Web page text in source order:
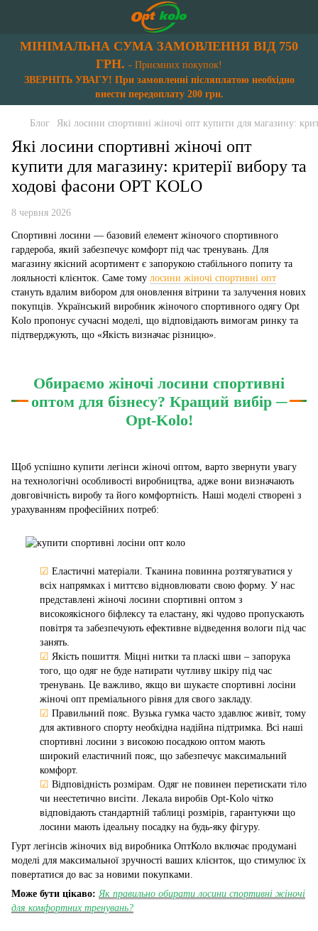
МІНІМАЛЬНА СУМА ЗАМОВЛЕННЯ ВІД 750
ГРН. - Приємних покупок!
ЗВЕРНІТЬ УВАГУ! При замовленні післяплатою необхідно
внести передоплату 200 грн.
Блог Які лосини спортивні жіночі опт купити для магазину:
Які лосини спортивні жіночі опт
купити для магазину: критерії вибору та
ходові фасони OPT KOLO
8 червня 2026
Спортивні лосини — базовий елемент жіночого спортивного
гардероба, який забезпечує комфорт під час тренувань. Для
магазину якісний асортимент є запорукою стабільного попиту та
лояльності клієнток. Саме тому лосини жіночі спортивні опт
стануть вдалим вибором для оновлення вітрини та залучення нових
покупців. Український виробник жіночого спортивного одягу Opt
Kolo пропонує сучасні моделі, що відповідають вимогам ринку та
підтверджують, що «Якість визначає різницю».
Обираємо жіночі лосини спортивні
оптом для бізнесу? Кращий вибір ─
Opt-Kolo!
Щоб успішно купити легінси жіночі оптом, варто звернути увагу
на технологічні особливості виробництва, адже вони визначають
довговічність виробу та його комфортність. Наші моделі створені з
урахуванням професійних потреб:
☑ Еластичні матеріали. Тканина повинна розтягуватися у
всіх напрямках і миттєво відновлювати свою форму. У нас
представлені жіночі лосини спортивні оптом з
високоякісного біфлексу та еластану, які чудово пропускають
повітря та забезпечують ефективне відведення вологи під час
занять.
☑ Якість пошиття. Міцні нитки та пласкі шви – запорука
того, що одяг не буде натирати чутливу шкіру під час
тренувань. Це важливо, якщо ви шукаєте спортивні лосіни
жіночі опт преміального рівня для свого закладу.
☑ Правильний пояс. Вузька гумка часто здавлює живіт, тому
для активного спорту необхідна надійна підтримка. Всі наші
спортивні лосини з високою посадкою оптом мають
широкий еластичний пояс, що забезпечує максимальний
комфорт.
☑ Відповідність розмірам. Одяг не повинен перетискати тіло
чи неестетично висіти. Лекала виробів Opt-Kolo чітко
відповідають стандартній таблиці розмірів, гарантуючи що
лосини мають ідеальну посадку на будь-яку фігуру.
Гурт легінсів жіночих від виробника ОптКоло включає продумані
моделі для максимальної зручності ваших клієнток, що стимулює їх
повертатися до вас за новими покупками.
Може бути цікаво: Як правильно обирати лосини спортивні жіночі
для комфортних тренувань?